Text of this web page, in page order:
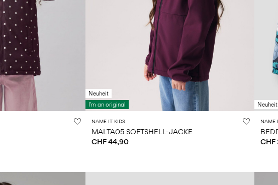
Neuheit
I'm an original
NAME IT KIDS
MALTA05 SOFTSHELL-JACKE
CHF 44,90
Neuheit
NAME
CHF